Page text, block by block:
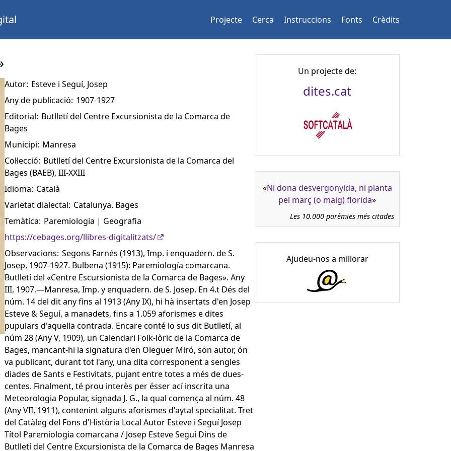
Projecte Cerca Instruccions Fonts Crèdits
Autor: Esteve i Seguí, Josep
Any de publicació: 1907-1927
Editorial: Butlletí del Centre Excursionista de la Comarca de
Bages
Municipi: Manresa
Col·lecció: Butlletí del Centre Excursionista de la Comarca del
Bages (BAEB), III-XXIII
Idioma: Català
Varietat dialectal: Catalunya. Bages
Temàtica: Paremiologia | Geografia
https://cebages.org/llibres-digitalitzats/
Observacions: Segons Farnés (1913), Imp. i enquadern. de S.
Josep, 1907-1927. Bulbena (1915): Paremiología comarcana.
Butlletí del «Centre Escursionista de la Comarca de Bages». Any
III, 1907.—Manresa, Imp. y enquadern. de S. Josep. En 4.t Dés del
núm. 14 del dit any fins al 1913 (Any IX), hi hà insertats d'en Josep
Esteve & Seguí, a manadets, fins a 1.059 aforismes e dites
pupulars d'aquella contrada. Encare conté lo sus dit Butlletí, al
núm 28 (Any V, 1909), un Calendari Folk-lòric de la Comarca de
Bages, mancant-hi la signatura d'en Oleguer Miró, son autor, ón
va publicant, durant tot l'any, una dita corresponent a sengles
diades de Sants e Festivitats, pujant entre totes a més de dues-
centes. Finalment, té prou interès per ésser ací inscrita una
Meteorologia Popular, signada J. G., la qual comença al núm. 48
(Any VII, 1911), contenint alguns aforismes d'aytal specialitat. Tret
del Catàleg del Fons d'Història Local Autor Esteve i Seguí Josep
Títol Paremiologia comarcana / Josep Esteve Seguí Dins de
Butlletí del Centre Excursionista de la Comarca de Bages Manresa
Un projecte de:
dites.cat
«Ni dona desvergonyida, ni planta
pel març (o maig) florida»
Les 10.000 parèmies més citades
Ajudeu-nos a millorar